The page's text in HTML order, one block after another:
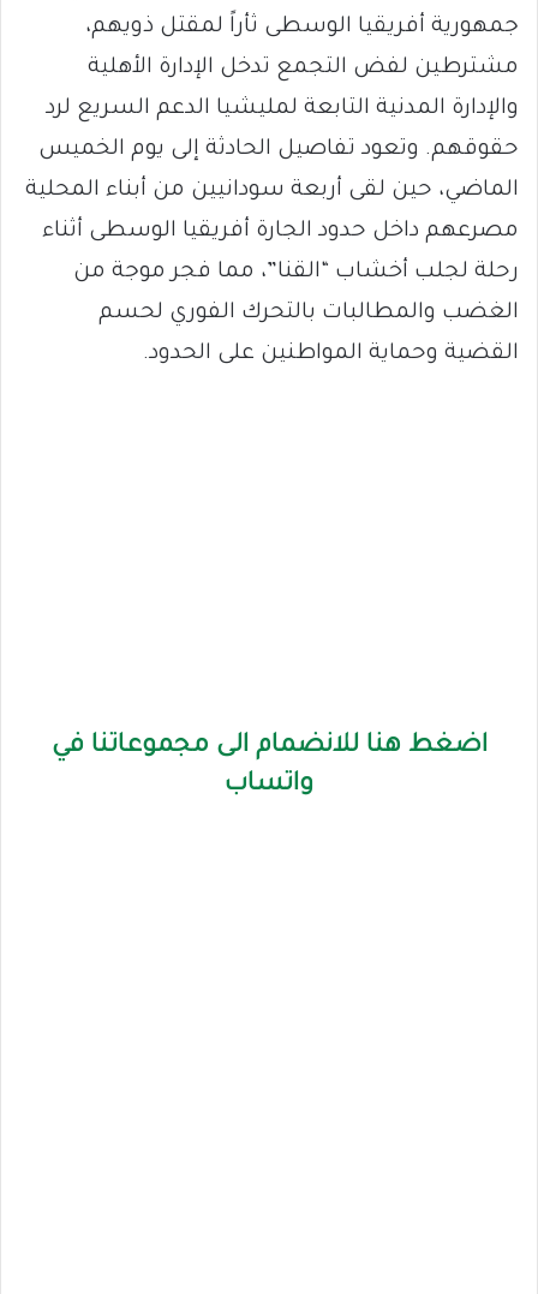
جمهورية أفريقيا الوسطى ثأراً لمقتل ذويهم،
مشترطين لفض التجمع تدخل الإدارة الأهلية
والإدارة المدنية التابعة لمليشيا الدعم السريع لرد
حقوقهم. وتعود تفاصيل الحادثة إلى يوم الخميس
الماضي، حين لقى أربعة سودانيين من أبناء المحلية
مصرعهم داخل حدود الجارة أفريقيا الوسطى أثناء
رحلة لجلب أخشاب “القنا”، مما فجر موجة من
الغضب والمطالبات بالتحرك الفوري لحسم
القضية وحماية المواطنين على الحدود.
اضغط هنا للانضمام الى مجموعاتنا في
واتساب